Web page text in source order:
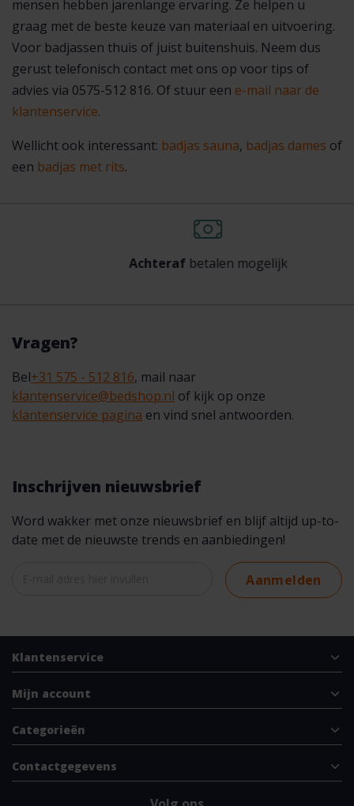
mensen hebben jarenlange ervaring. Ze helpen u
graag met de beste keuze van materiaal en uitvoering.
Voor badjassen thuis of juist buitenshuis. Neem dus
gerust telefonisch contact met ons op voor tips of
advies via 0575-512 816. Of stuur een e-mail naar de
klantenservice.
Wellicht ook interessant: badjas sauna, badjas dames of
een badjas met rits.
Achterafbetalen mogelijk
Vragen?
Bel+31 575 - 512 816, mail naar
klantenservice@bedshop.nl of kijk op onze
klantenservice pagina en vind snel antwoorden.
Inschrijven nieuwsbrief
Word wakker met onze nieuwsbrief en blijf altijd up-to-
date met de nieuwste trends en aanbiedingen!
Aanmelden
Klantenservice
Mijn account
Categorieën
Contactgegevens